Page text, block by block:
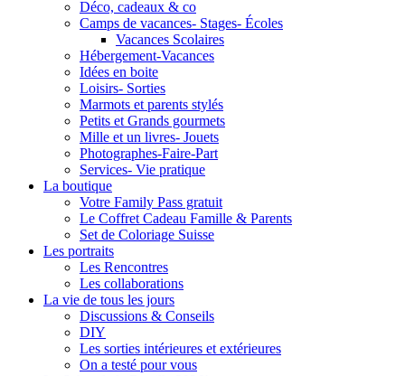
Déco, cadeaux & co
Camps de vacances- Stages- Écoles
Vacances Scolaires
Hébergement-Vacances
Idées en boite
Loisirs- Sorties
Marmots et parents stylés
Petits et Grands gourmets
Mille et un livres- Jouets
Photographes-Faire-Part
Services- Vie pratique
La boutique
Votre Family Pass gratuit
Le Coffret Cadeau Famille & Parents
Set de Coloriage Suisse
Les portraits
Les Rencontres
Les collaborations
La vie de tous les jours
Discussions & Conseils
DIY
Les sorties intérieures et extérieures
On a testé pour vous